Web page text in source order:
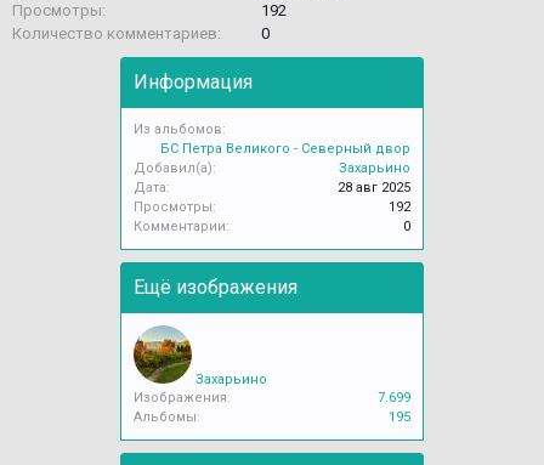
Просмотры:
192
Количество комментариев:
0
Информация
Из альбомов:
БС Петра Великого - Северный двор
Добавил(а):
Захарьино
Дата:
28 авг 2025
Просмотры:
192
Комментарии:
0
Ещё изображения
Захарьино
Изображения:
7.699
Альбомы:
195